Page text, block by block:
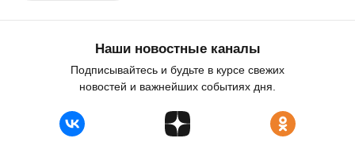
Наши новостные каналы
Подписывайтесь и будьте в курсе свежих
новостей и важнейших событиях дня.